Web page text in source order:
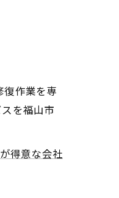
復作業を専
を福山市
得意な会社